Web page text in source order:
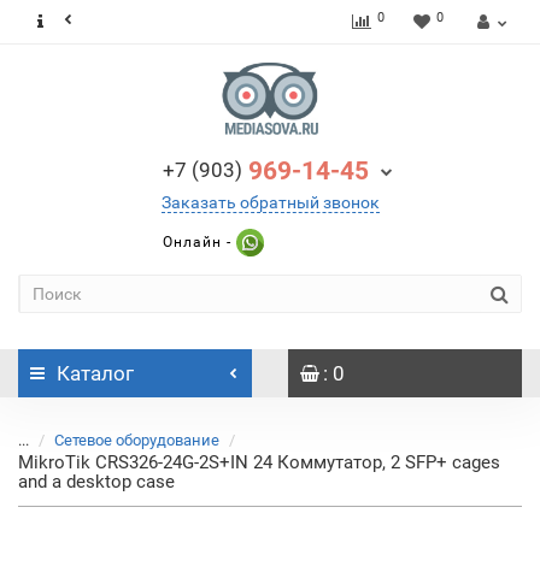
0 0
+7 (903) 969-14-45
Заказать обратный звонок
Онлайн -
Каталог : 0
... Сетевое оборудование
MikroTik CRS326-24G-2S+IN 24 Коммутатор, 2 SFP+ cages
and a desktop case